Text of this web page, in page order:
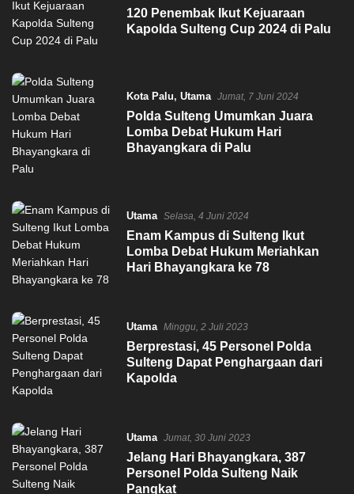
120 Penembak Ikut Kejuaraan
Kapolda Sulteng Cup 2024 di Palu
Kota Palu, Utama Jumat, 7 Juni 2024
Polda Sulteng Umumkan Juara
Lomba Debat Hukum Hari
Bhayangkara di Palu
Utama Selasa, 4 Juni 2024
Enam Kampus di Sulteng Ikut
Lomba Debat Hukum Meriahkan
Hari Bhayangkara ke 78
Utama Minggu, 2 Juli 2023
Berprestasi, 45 Personel Polda
Sulteng Dapat Penghargaan dari
Kapolda
Utama Jumat, 30 Juni 2023
Jelang Hari Bhayangkara, 387
Personel Polda Sulteng Naik
Pangkat